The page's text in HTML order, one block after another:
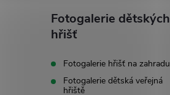
Fotogalerie dětských
hřišť
Fotogalerie hřišť na zahradu
Fotogalerie dětská veřejná
hřiště